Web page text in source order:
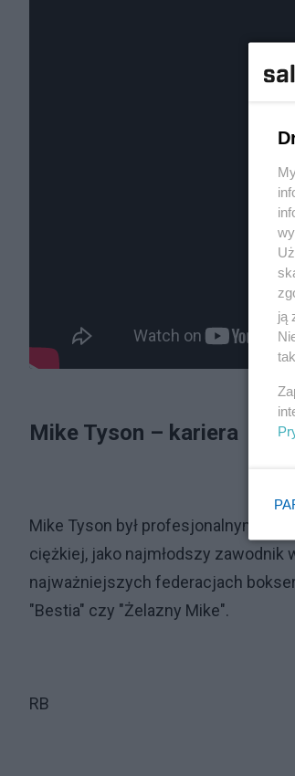
Mike Tyson – kariera
Mike Tyson był profesjonalnym
ciężkiej, jako najmłodszy
najważniejszych federacjach
"Bestia" czy "Żelazny Mike".
RB
ją